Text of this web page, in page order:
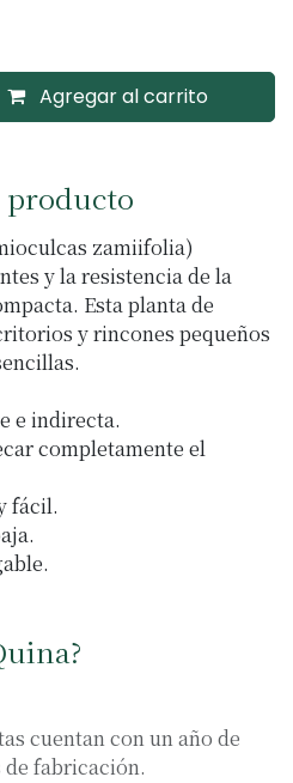
Agregar al carrito
zamiifolia)
y la resistencia de la
Esta planta de
y rincones pequeños
e indirecta.
completamente el
fácil.
cuentan con un año de
fabricación.